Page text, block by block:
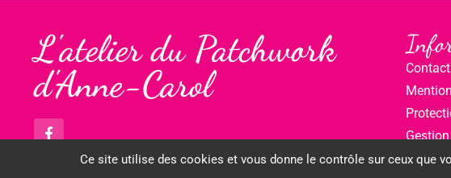
L'atelier du Patchwork
d'Anne-Carol
Contact
Ce site utilise des cookies et vous donne le contrôle sur ceux que